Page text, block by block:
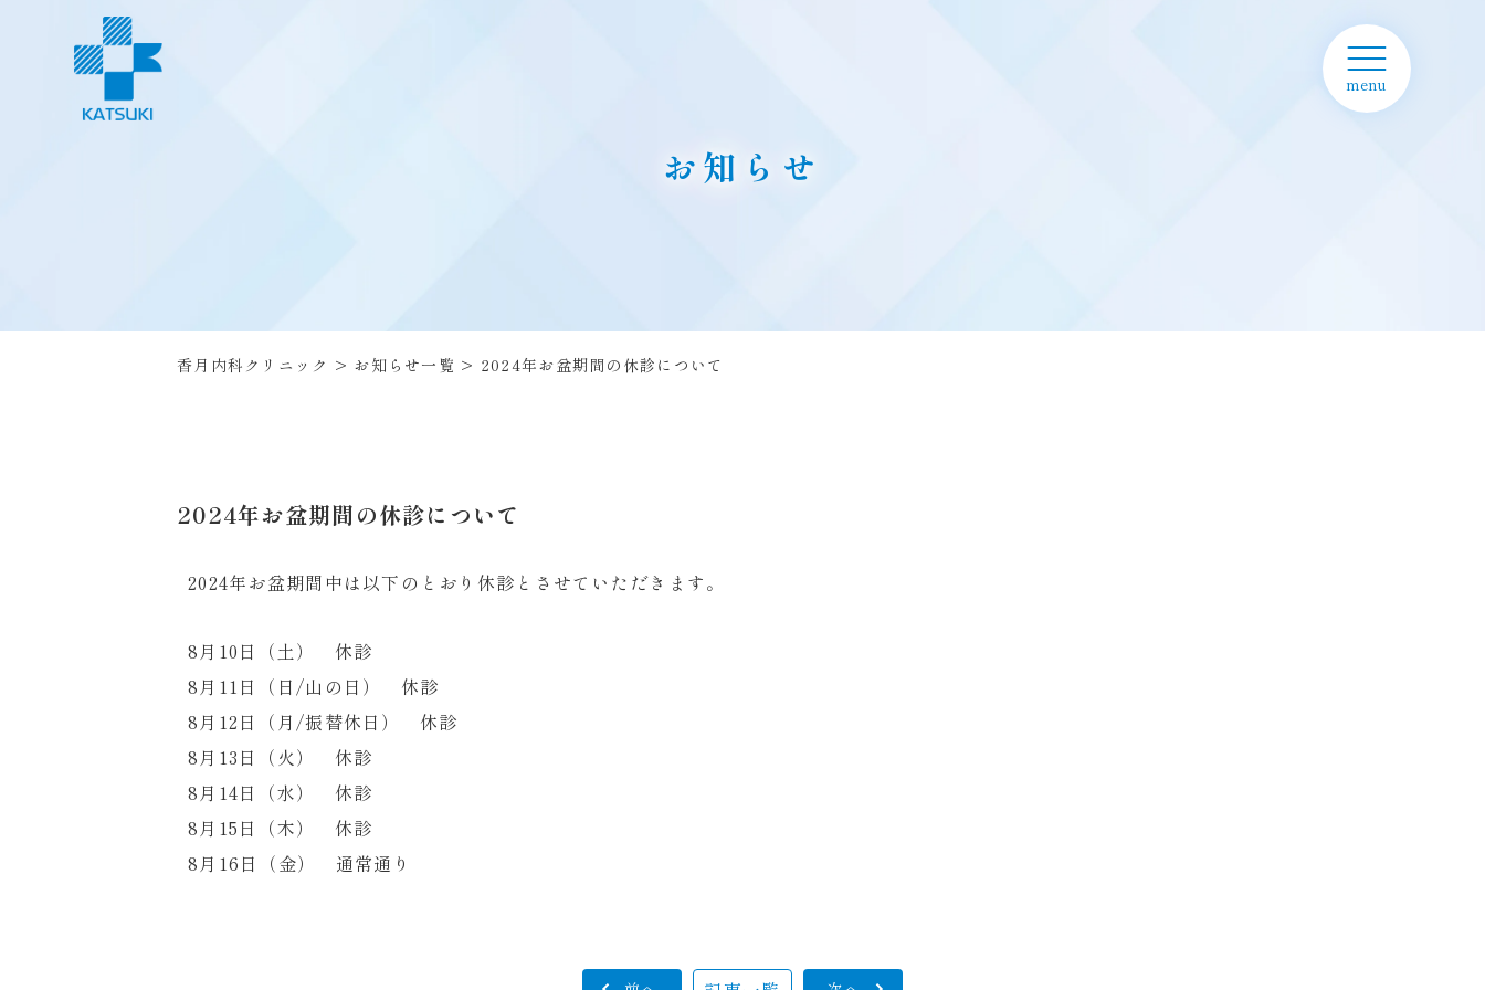
お知らせ
香月内科クリニック > お知らせ一覧 > 2024年お盆期間の休診について
2024年お盆期間の休診について
2024年お盆期間中は以下のとおり休診とさせていただきます。
8月10日（土） 休診
8月11日（日/山の日） 休診
8月12日（月/振替休日） 休診
8月13日（火） 休診
8月14日（水） 休診
8月15日（木） 休診
8月16日（金） 通常通り